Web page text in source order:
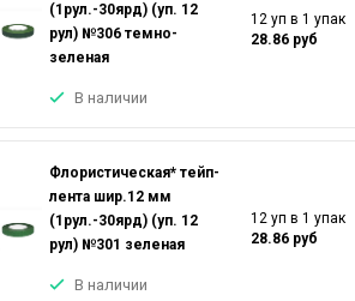
(1рул.-30ярд) (уп. 12
рул) №306 темно-
зеленая
В наличии
12 уп в 1 упак
28.86 руб
Флористическая* тейп-
лента шир.12 мм
(1рул.-30ярд) (уп. 12
рул) №301 зеленая
В наличии
12 уп в 1 упак
28.86 руб